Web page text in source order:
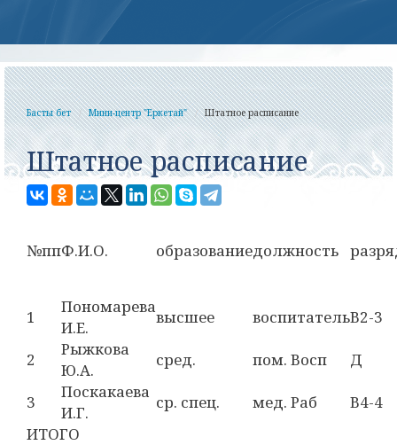
Басты бет Мини-центр "Еркетай" Штатное расписание
Штатное расписание
№ппФ.И.О. образованиедолжность
1
Пономарева
И.Е.
высшее воспитательВ2-3
2
Рыжкова
Ю.А.
сред. пом. Восп Д
3
Поскакаева
И.Г.
ср. спец. мед. Раб
В4-4
ИТОГО